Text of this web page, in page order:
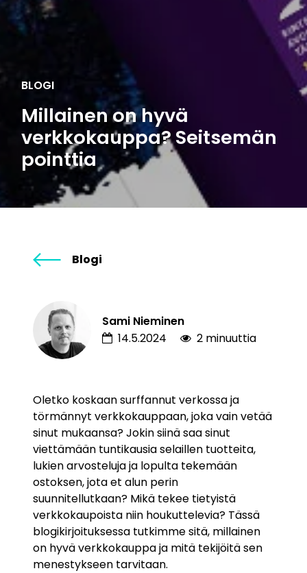
BLOGI
Millainen on hyvä
verkkokauppa? Seitsemän
pointtia
Blogi
Sami Nieminen
14.5.2024
2 minuuttia
Oletko koskaan surffannut verkossa ja
törmännyt verkkokauppaan, joka vain vetää
sinut mukaansa? Jokin siinä saa sinut
viettämään tuntikausia selaillen tuotteita,
lukien arvosteluja ja lopulta tekemään
ostoksen, jota et alun perin
suunnitellutkaan? Mikä tekee tietyistä
verkkokaupoista niin houkuttelevia? Tässä
blogikirjoituksessa tutkimme sitä, millainen
on hyvä verkkokauppa ja mitä tekijöitä sen
menestykseen tarvitaan.